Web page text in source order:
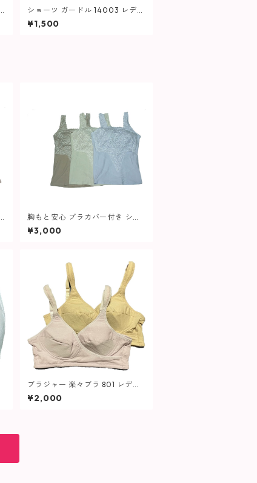
ショーツ ガードル 14003 レディ
ース
¥1,500
胸もと安心 ブラカバー付き シェ
イプインナー 1532 補整下着 大き
いサイズ レディース
¥3,000
ブラジャー 楽々ブラ 801 レディ
ース
¥2,000